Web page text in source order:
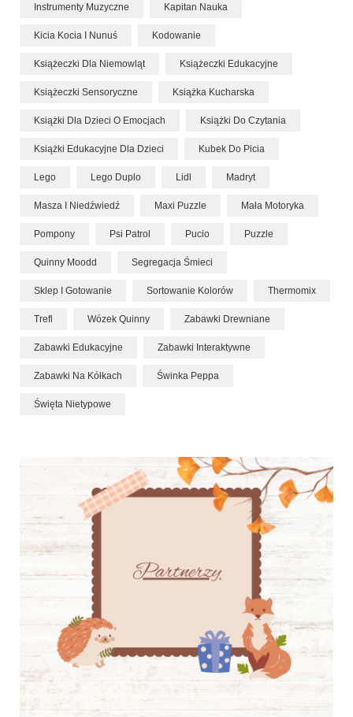
Instrumenty Muzyczne Kapitan Nauka
Kicia Kocia I Nunuś Kodowanie
Książeczki Dla Niemowląt Książeczki Edukacyjne
Książeczki Sensoryczne Książka Kucharska
Książki Dla Dzieci O Emocjach Książki Do Czytania
Książki Edukacyjne Dla Dzieci Kubek Do Picia
Lego Lego Duplo Lidl Madryt
Masza I Niedźwiedź Maxi Puzzle Mała Motoryka
Pompony Psi Patrol Pucio Puzzle
Quinny Moodd Segregacja Śmieci
Sklep I Gotowanie Sortowanie Kolorów Thermomix
Trefl Wózek Quinny Zabawki Drewniane
Zabawki Edukacyjne Zabawki Interaktywne
Zabawki Na Kółkach Świnka Peppa
Święta Nietypowe